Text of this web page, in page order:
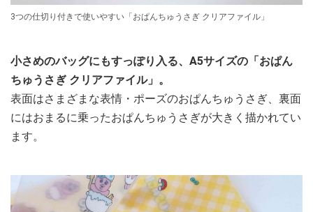
3つの仕切り付きで使いやすい「おぱんちゅうさぎ クリアファイル」
小さめのバッグにもすっぽり入る、A5サイズの「おぱん
ちゅうさぎ クリアファイル」。
表面はさまざまな表情・ポーズのおぱんちゅうさぎ、裏面
にはおまるに乗ったおぱんちゅうさぎが大きく描かれてい
ます。